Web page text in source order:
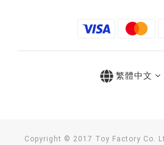
繁體中文
Copyright © 2017 Toy Factory Co.